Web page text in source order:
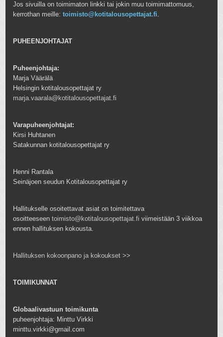
Jos sivuilla on toimimaton linkki tai jokin muu toimimattomuus,
kerrothan meille:toimisto@kotitalousopettajat.fi
PUHEENJOHTAJAT
Puheenjohtaja:
Marja Väärälä
Helsingin kotitalousopettajat ry
marja.vaarala@kotitalousopettajat.fi
Varapuheenjohtajat:
Kirsi Huhtanen
Satakunnan kotitalousopettajat ry
Henni Rantala
Seinäjoen seudun Kotitalousopettajat ry
Hallitukselle osoitettavat asiat on toimitettava
osoitteeseentoimisto@kotitalousopettajat.fi viimeistään 3 viikkoa
ennen hallituksen kokousta.
Hallituksen kokoonpano ja kokoukset >>
TOIMIKUNNAT
Globaalivastuun toimikunta
puheenjohtaja: Minttu Virkki
minttu.virkki@gmail.com